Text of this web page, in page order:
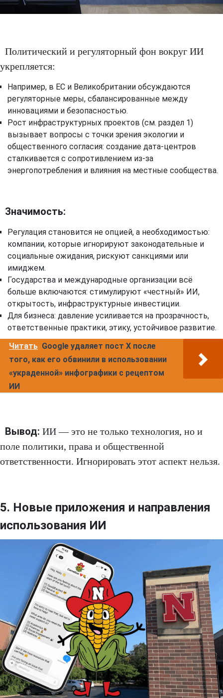
Политический и регуляторный фон вокруг ИИ
укрепляется:
Например, в ЕС и Великобритании обсуждаются
регуляторные меры, сбалансированные между
инновациями и безопасностью.
Рост инфраструктурных проектов (см. раздел 1)
вызывает вопросы с точки зрения экологии и
общественного согласия: создание дата-центров
сталкивается с сопротивлением из-за
энергопотребления и влияния на местные сообщества.
Значимость:
Регулация становится не опцией, а необходимостью:
компании, которые игнорируют законодательные и
социальные ожидания, рискуют санкциями или
имиджем.
Государства и международные организации всё
больше включаются: стимулируют «честный» ИИ,
открытость, инфраструктурные инвестиции.
Для бизнеса: давление усиливается на прозрачность,
ответственные практики, этику, устойчивое развитие.
Читать Google удаляет пост X после
того, как его обвинили в использовании
«украденной» инфографики с рецептом
ИИ
Вывод: ИИ — это не только технология, но и
поле политики, права и общественной
ответственности. Игнорировать этот аспект нельзя.
5. Новые приложения и направления
использования ИИ